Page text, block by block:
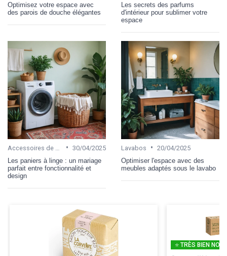
Optimisez votre espace avec
des parois de douche élégantes
Les secrets des parfums
d'intérieur pour sublimer votre
espace
• 30/04/2025
Les paniers à linge : un mariage
parfait entre fonctionnalité et
design
Lavabos • 20/04/2025
Optimiser l'espace avec des
meubles adaptés sous le lavabo
⭐ TRÈS BIEN NOTÉ